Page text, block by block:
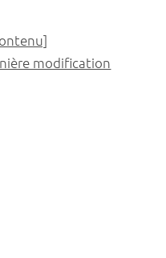
modification